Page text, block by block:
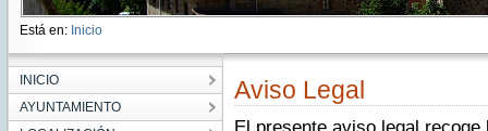
Está en: Inicio
INICIO
AYUNTAMIENTO
Aviso Legal